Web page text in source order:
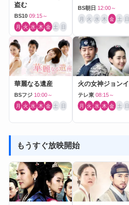
盗む
BS10 09:15～
月 火 水 木 金 土 日
BS朝日 12:00～
月 火 水 木 金 土 日
華麗なる遺産
BSフジ 10:00～
月 火 水 木 金 土 日
火の女神ジョンイ
テレ東 08:15～
月 火 水 木 金 土 日
もうすぐ放映開始